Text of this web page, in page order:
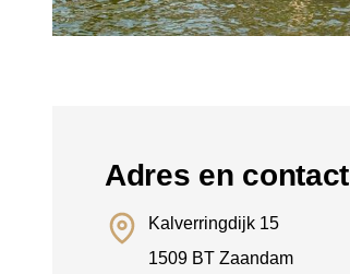
Adres en contact
Kalverringdijk 15
1509 BT Zaandam